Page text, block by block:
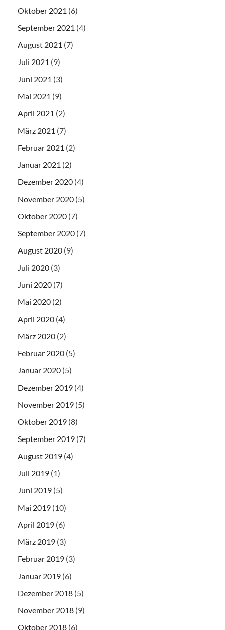
Oktober 2021 (6)
September 2021 (4)
August 2021 (7)
Juli 2021 (9)
Juni 2021 (3)
Mai 2021 (9)
April 2021 (2)
März 2021 (7)
Februar 2021 (2)
Januar 2021 (2)
Dezember 2020 (4)
November 2020 (5)
Oktober 2020 (7)
September 2020 (7)
August 2020 (9)
Juli 2020 (3)
Juni 2020 (7)
Mai 2020 (2)
April 2020 (4)
März 2020 (2)
Februar 2020 (5)
Januar 2020 (5)
Dezember 2019 (4)
November 2019 (5)
Oktober 2019 (8)
September 2019 (7)
August 2019 (4)
Juli 2019 (1)
Juni 2019 (5)
Mai 2019 (10)
April 2019 (6)
März 2019 (3)
Februar 2019 (3)
Januar 2019 (6)
Dezember 2018 (5)
November 2018 (9)
Oktober 2018 (6)